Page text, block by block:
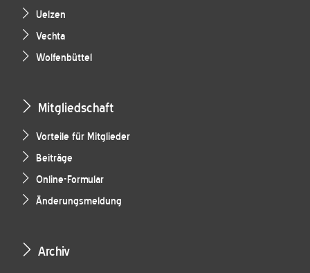
Uelzen
Vechta
Wolfenbüttel
Mitgliedschaft
Vorteile für Mitglieder
Beiträge
Online-Formular
Änderungsmeldung
Archiv